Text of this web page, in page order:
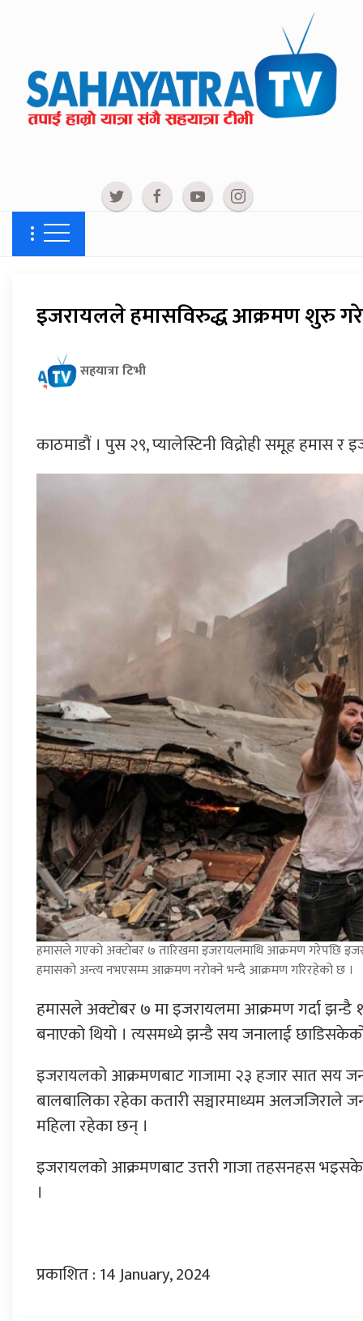
इजरायलले हमासविरुद्ध आक्रमण शुरु
सहयात्रा टिभी
काठमाडौं । पुस २९, प्यालेस्टिनी विद्रोही समूह
हमासले गएको अक्टोबर ७ तारिखमा इजरायलमाथि आक्रमण गरेपछि
हमासको अन्त्य नभएसम्म आक्रमण नरोक्ने भन्दै आक्रमण गरिरहेको छ ।
हमासले अक्टोबर ७ मा इजरायलमा आक्रमण गर्दा
बनाएको थियो । त्यसमध्ये झन्डै सय जनालाई
इजरायलको आक्रमणबाट गाजामा २३ हजार सात सय
बालबालिका रहेका कतारी सञ्चारमाध्यम अलजजिराले
महिला रहेका छन् ।
इजरायलको आक्रमणबाट उत्तरी गाजा तहसनहस
।
प्रकाशित : 14 January, 2024